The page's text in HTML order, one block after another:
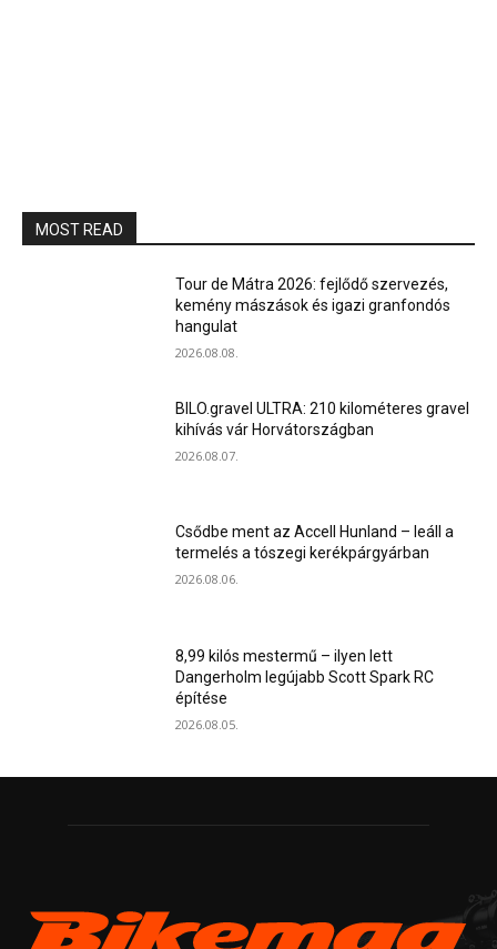
MOST READ
Tour de Mátra 2026: fejlődő szervezés,
kemény mászások és igazi granfondós
hangulat
2026.08.08.
BILO.gravel ULTRA: 210 kilométeres gravel
kihívás vár Horvátországban
2026.08.07.
Csődbe ment az Accell Hunland – leáll a
termelés a tószegi kerékpárgyárban
2026.08.06.
8,99 kilós mestermű – ilyen lett
Dangerholm legújabb Scott Spark RC
építése
2026.08.05.